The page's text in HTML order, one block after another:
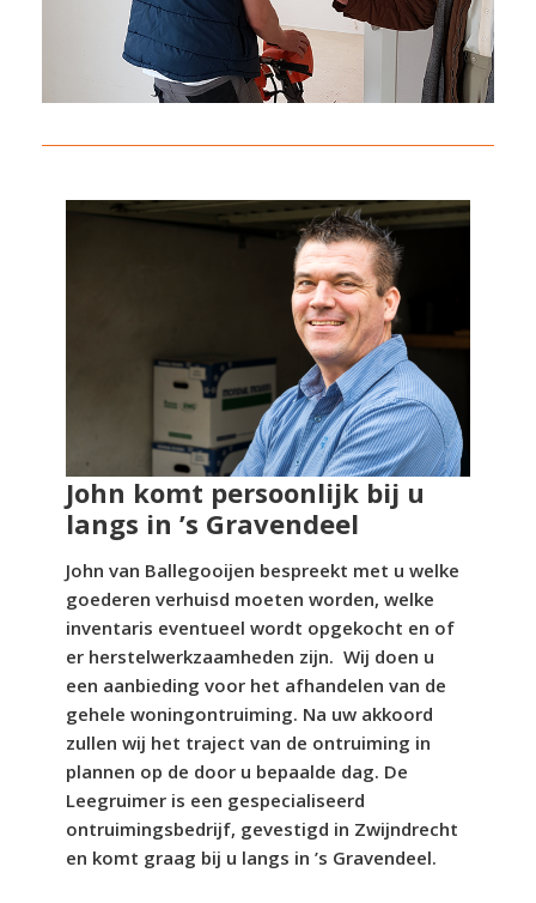
John komt persoonlijk bij u
langs in ’s Gravendeel
John van Ballegooijen bespreekt met u welke
goederen verhuisd moeten worden, welke
inventaris eventueel wordt opgekocht en of
er herstelwerkzaamheden zijn. Wij doen u
een aanbieding voor het afhandelen van de
gehele woningontruiming. Na uw akkoord
zullen wij het traject van de ontruiming in
plannen op de door u bepaalde dag. De
Leegruimer is een gespecialiseerd
ontruimingsbedrijf, gevestigd in Zwijndrecht
en komt graag bij u langs in ’s Gravendeel.